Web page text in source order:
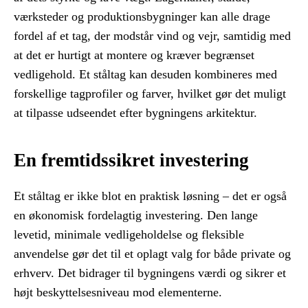
værksteder og produktionsbygninger kan alle drage
fordel af et tag, der modstår vind og vejr, samtidig med
at det er hurtigt at montere og kræver begrænset
vedligehold. Et ståltag kan desuden kombineres med
forskellige tagprofiler og farver, hvilket gør det muligt
at tilpasse udseendet efter bygningens arkitektur.
En fremtidssikret investering
Et ståltag er ikke blot en praktisk løsning – det er også
en økonomisk fordelagtig investering. Den lange
levetid, minimale vedligeholdelse og fleksible
anvendelse gør det til et oplagt valg for både private og
erhverv. Det bidrager til bygningens værdi og sikrer et
højt beskyttelsesniveau mod elementerne.